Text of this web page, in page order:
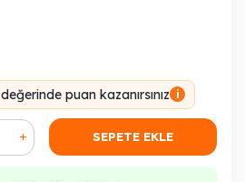
değerinde puan kazanırsınız i
SEPETE EKLE